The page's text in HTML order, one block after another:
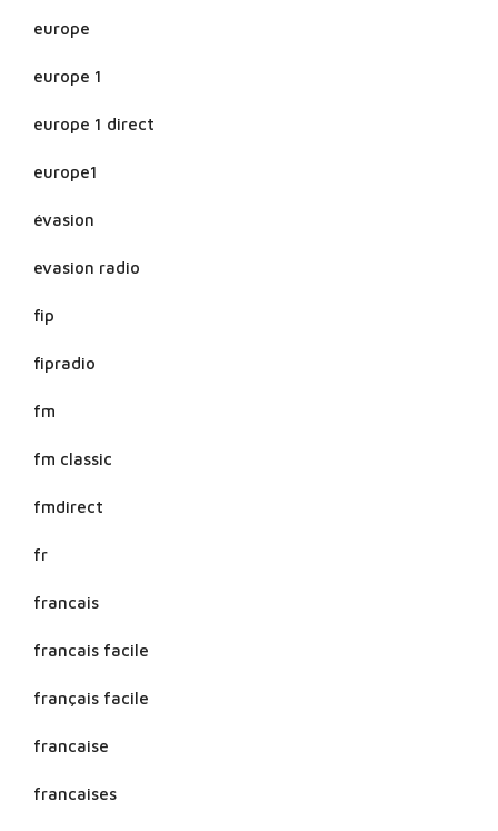
europe
europe 1
europe 1 direct
europe1
évasion
evasion radio
fip
fipradio
fm
fm classic
fmdirect
fr
francais
francais facile
français facile
francaise
francaises